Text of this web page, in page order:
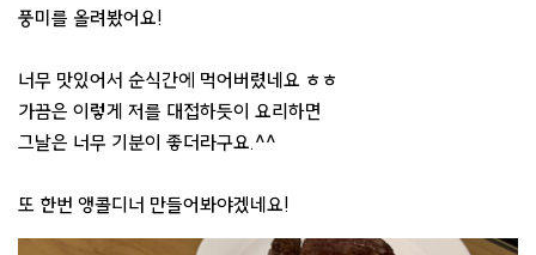
풍미를 올려봤어요!
너무 맛있어서 순식간에 먹어버렸네요 ㅎㅎ
가끔은 이렇게 저를 대접하듯이 요리하면
그날은 너무 기분이 좋더라구요.^^
또 한번 앵콜디너 만들어봐야겠네요!